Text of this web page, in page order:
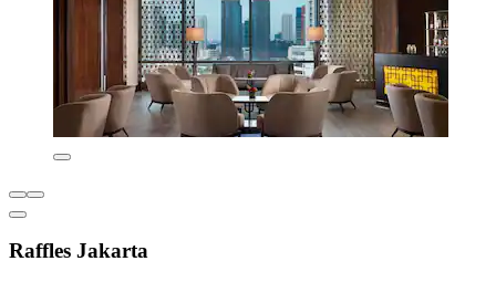
Raffles Jakarta